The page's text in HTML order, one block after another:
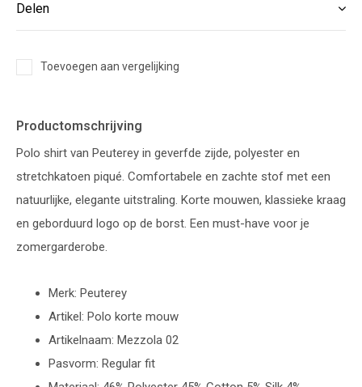
Delen
Toevoegen aan vergelijking
Productomschrijving
Polo shirt van Peuterey in geverfde zijde, polyester en
stretchkatoen piqué. Comfortabele en zachte stof met een
natuurlijke, elegante uitstraling. Korte mouwen, klassieke kraag
en geborduurd logo op de borst. Een must-have voor je
zomergarderobe.
Merk: Peuterey
Artikel: Polo korte mouw
Artikelnaam: Mezzola 02
Pasvorm: Regular fit